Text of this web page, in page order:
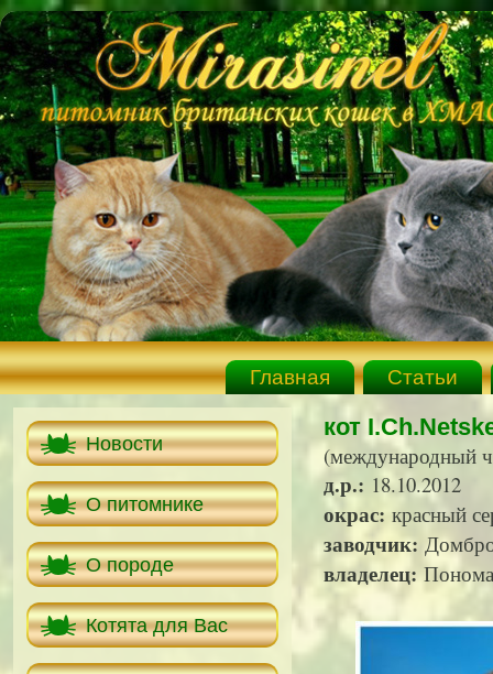
Главная Статьи
Новости
О питомнике
О породе
Котята для Вас
кот
(международный
д.р.: 18.10.2012
окрас: красный
заводчик:
владелец: